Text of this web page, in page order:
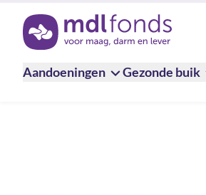
Terug naar de homepage
Aandoeningen Gezonde buik